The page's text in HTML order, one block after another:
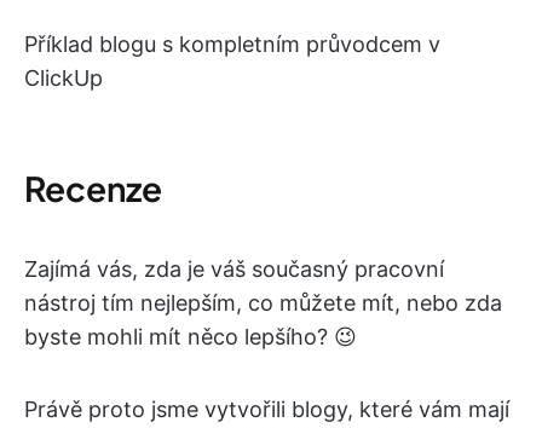
Příklad blogu s kompletním průvodcem v
ClickUp
Recenze
Zajímá vás, zda je váš současný pracovní
nástroj tím nejlepším, co můžete mít, nebo zda
byste mohli mít něco lepšího? 😉
Právě proto jsme vytvořili blogy, které vám mají